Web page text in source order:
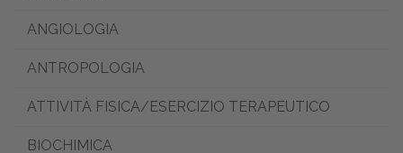
ANGIOLOGIA
ANTROPOLOGIA
ATTIVITÀ FISICA/ESERCIZIO TERAPEUTICO
BIOCHIMICA